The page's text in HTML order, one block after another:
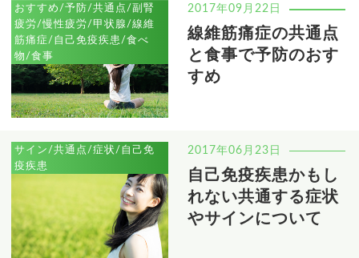
おすすめ/予防/共通点/副腎
疲労/慢性疲労/甲状腺/線維
筋痛症/自己免疫疾患/食べ
物/食事
2017年09月22日
線維筋痛症の共通点
と食事で予防のおす
すめ
サイン/共通点/症状/自己免
疫疾患
2017年06月23日
自己免疫疾患かもし
れない共通する症状
やサインについて